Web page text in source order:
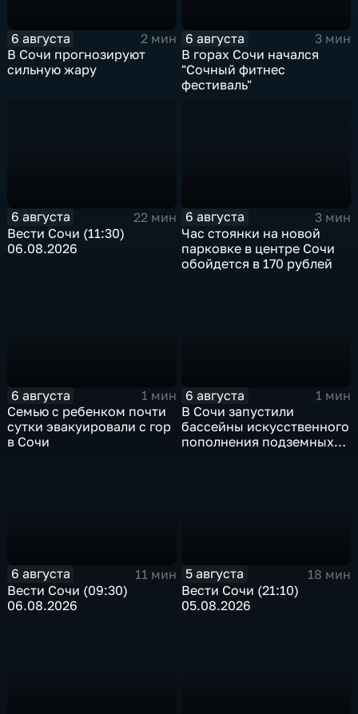
6 августа
2 мин
В Сочи прогнозируют
сильную жару
6 августа
3 мин
В горах Сочи начался
"Сочный фитнес
фестиваль"
6 августа
22 мин
Вести Сочи (11:30)
06.08.2026
6 августа
3 мин
Час стоянки на новой
парковке в центре Сочи
обойдется в 170 рублей
6 августа
1 мин
Семью с ребенком почти
сутки эвакуировали с гор
в Сочи
6 августа
1 мин
В Сочи запустили
бассейны искусственного
пополнения подземных
6 августа
11 мин
Вести Сочи (09:30)
06.08.2026
5 августа
18 мин
Вести Сочи (21:10)
05.08.2026